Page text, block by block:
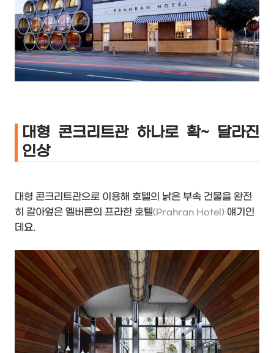
대형 콘크리트관 하나로 확~ 달라진
인상
대형 콘크리트관으로 이용해 호텔의 낡은 부속 건물을 완전
히 갈아엎은 멜버른의 프라한 호텔(Prahran Hotel) 얘기인
데요.